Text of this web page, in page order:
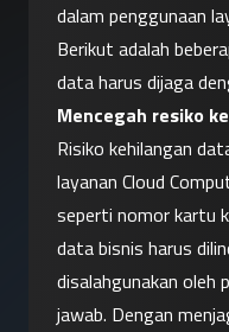
dalam penggunaan
Berikut adalah
data harus dijaga
Mencegah resiko
Risiko kehilangan
layanan Cloud
seperti nomor kartu
data bisnis harus
disalahgunakan oleh
jawab. Dengan